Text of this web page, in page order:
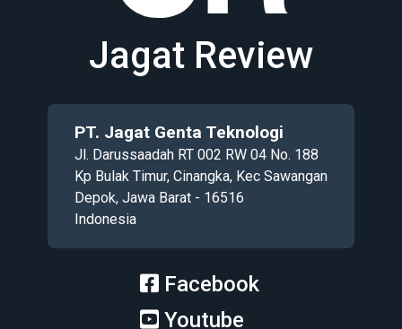
Jagat Review
PT. Jagat Genta Teknologi
Jl. Darussaadah RT 002 RW 04 No. 188
Kp Bulak Timur, Cinangka, Kec Sawangan
Depok, Jawa Barat - 16516
Indonesia
Facebook
Youtube